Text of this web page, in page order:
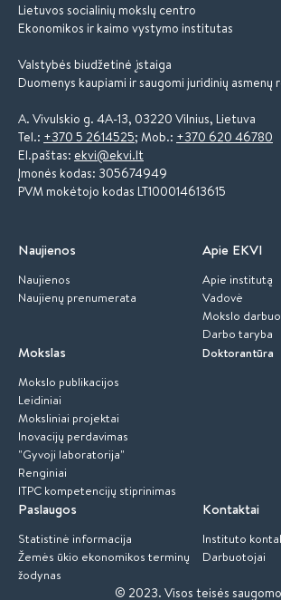
Lietuvos socialinių mokslų centro
Ekonomikos ir kaimo vystymo institutas
Valstybės biudžetinė įstaiga
Duomenys kaupiami ir saugomi juridinių asmenų
A. Vivulskio g. 4A-13, 03220 Vilnius, Lietuva
Tel.: +370 5 2614525; Mob.: +370 620 46780
El.paštas: ekvi@ekvi.lt
Įmonės kodas: 305674949
PVM mokėtojo kodas LT100014613615
Naujienos
Naujienos
Naujienų prenumerata
Apie EKVI
Apie institutą
Vadovė
Mokslo
Darbo taryba
Mokslas
Mokslo publikacijos
Leidiniai
Moksliniai projektai
Inovacijų perdavimas
"Gyvoji laboratorija"
Renginiai
ITPC kompetencijų stiprinimas
Doktorantūra
Paslaugos
Statistinė informacija
Žemės ūkio ekonomikos terminų
žodynas
Kontaktai
Instituto
Darbuotojai
© 2023. Visos teisės